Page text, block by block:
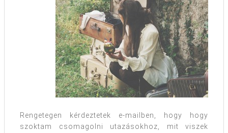
Rengetegen kérdeztetek e-mailben, hogy hogy
szoktam csomagolni utazásokhoz, mit viszek